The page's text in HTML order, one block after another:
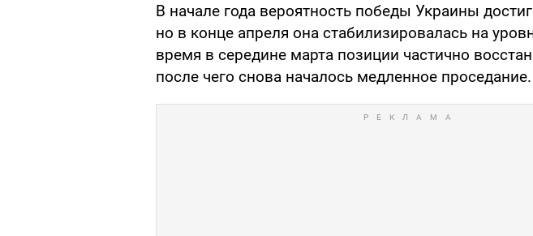
В начале года вероятность победы Украины
но в конце апреля она стабилизировалась на
время в середине марта позиции частично
после чего снова началось медленное проседание.